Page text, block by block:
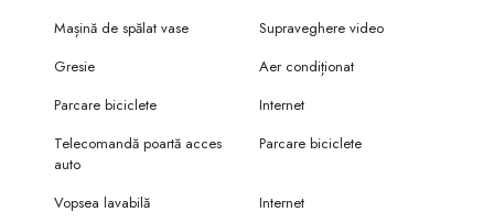
Mașină de spălat vase
Supraveghere video
Gresie
Aer condiționat
Parcare biciclete
Internet
Telecomandă poartă acces
auto
Parcare biciclete
Vopsea lavabilă
Internet